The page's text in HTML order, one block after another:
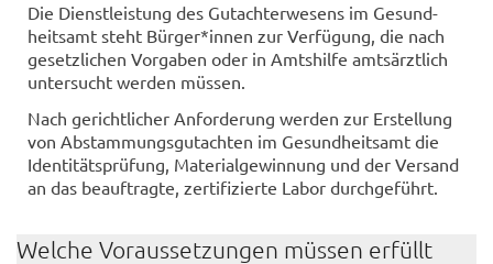
Die Dienst­leis­tung des Gut­ach­ter­we­sens im Ge­sund­
heits­amt steht Bür­ger*innen zur Ver­fü­gung, die nach
ge­setz­li­chen Vor­ga­ben oder in Amts­hil­fe amts­ärzt­lich
un­ter­sucht wer­den müs­sen.
Nach ge­richt­li­cher An­for­de­rung wer­den zur Er­stel­lung
von Ab­stam­mungs­gut­ach­ten im Ge­sund­heits­amt die
Iden­ti­täts­prü­fung, Ma­te­ri­al­ge­win­nung und der Ver­sand
an das be­auf­trag­te, zer­ti­fi­zier­te Labor durch­ge­führt.
Wel­che Vor­aus­set­zun­gen müs­sen er­füllt